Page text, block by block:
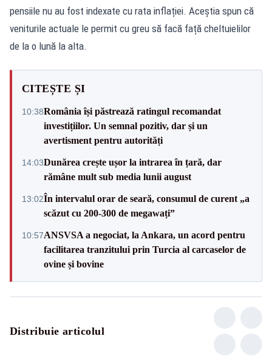
pensiile nu au fost indexate cu rata inflației. Aceștia spun că
veniturile actuale le permit cu greu să facă față cheltuielilor
de la o lună la alta.
CITEȘTE ȘI
10:38România își păstrează ratingul recomandat
investițiilor. Un semnal pozitiv, dar și un
avertisment pentru autorități
14:03Dunărea crește ușor la intrarea în țară, dar
rămâne mult sub media lunii august
13:02În intervalul orar de seară, consumul de curent „a
scăzut cu 200-300 de megawați”
10:57ANSVSA a negociat, la Ankara, un acord pentru
facilitarea tranzitului prin Turcia al carcaselor de
ovine și bovine
Distribuie articolul